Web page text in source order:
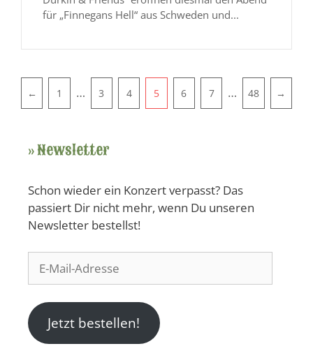
für „Finnegans Hell“ aus Schweden und...
Pagination
← 1 … 3 4 5 6 7 … 48 →
» Newsletter
Schon wieder ein Konzert verpasst? Das
passiert Dir nicht mehr, wenn Du unseren
Newsletter bestellst!
Mail-
Jetzt bestellen!